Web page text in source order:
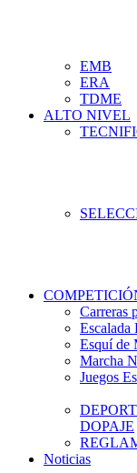
EMB
ERA
TDME
ALTO NIVEL
Carreras
Escalada
Esquí de
Marcha
Juegos
DOPAJE
Noticias